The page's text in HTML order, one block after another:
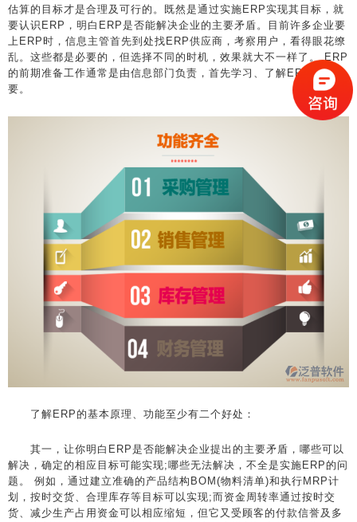
估算的目标才是合理及可行的。既然是通过实施ERP实现其目标，就
要认识ERP，明白ERP是否能解决企业的主要矛盾。目前许多企业要
上ERP时，信息主管首先到处找ERP供应商，考察用户，看得眼花缭
乱。这些都是必要的，但选择不同的时机，效果就大不一样了。 ERP
的前期准备工作通常是由信息部门负责，首先学习、了解ERP至关重
要。
了解ERP的基本原理、功能至少有二个好处：
其一，让你明白ERP是否能解决企业提出的主要矛盾，哪些可以
解决，确定的相应目标可能实现;哪些无法解决，不全是实施ERP的问
题。 例如，通过建立准确的产品结构BOM(物料清单)和执行MRP计
划，按时交货、合理库存等目标可以实现;而资金周转率通过按时交
货、减少生产占用资金可以相应缩短，但它又受顾客的付款信誉及多